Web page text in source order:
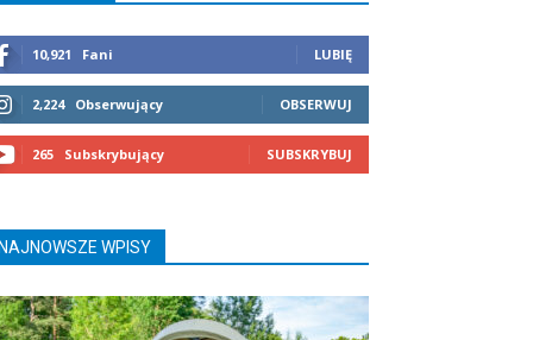
10,921 Fani LUBIĘ
2,224 Obserwujący OBSERWUJ
265 Subskrybujący SUBSKRYBUJ
WPISY